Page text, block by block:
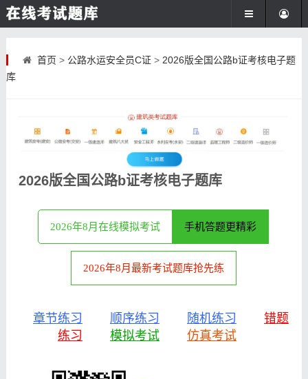
首页 > 公路水运安全员C证> 2026版全国公路b证考核电子题
库
2026版全国公路b证考核电子题库
2026年8月在线模拟考试 手机答题更精彩
2026年8月最新考试题库抢先练
章节练习 顺序练习 随机练习
错题
练习
模拟考试 仿真考试